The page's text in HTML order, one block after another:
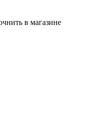
в магазине